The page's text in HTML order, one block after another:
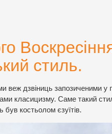
стиль.
веж дзвіниць запозиченими
класицизму. Саме такий
костьолом єзуїтів.